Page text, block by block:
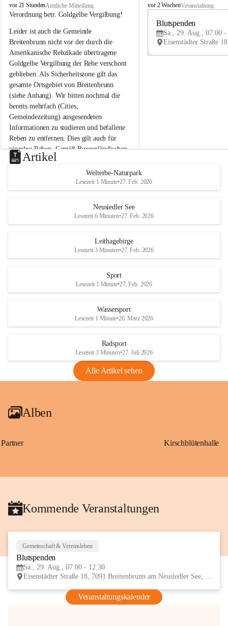
B
r
i
t
e
n
b
r
u
n
n
a
m
N
e
u
s
d
S
vor 21 StundenAmtliche Mitteilung
Verordnung betr. Goldgelbe Vergilbung!
Leider ist auch die Gemeinde
Breitenbrunn nicht vor der durch die
Amerikanische Rebzikade übertragene
Goldgelbe Vergilbung der Rebe verschont
geblieben. Als Sicherheitszone gilt das
gesamte Ortsgebiet von Breitenbrunn
(siehe Anhang). Wir bitten nochmal die
bereits mehrfach (Cities,
Gemeindezeitung) ausgesendeten
Informationen zu studieren und befallene
Reben zu entfernen. Dies gilt auch für
einzelne Reben. Gemäß Burgenländischen
Weinbaugesetz sind nicht gepflegte oder
unzulässige Weingärten zu roden! Bitte
helfen wir zusammen um unsere Winzer
vor den prognostizierten Ernteausfällen
und den daraus folgenden wirtschaftlichen
Maßnahmen zur Bekämpfung
Rebe und der Amerikanischen
Anhang VBl. EU Nr. 18
1 Seite•1,4 MB
VBl. EU Nr. 18_2026
B
e
u
e
d
r
S
vor 2 WochenVeranstaltung
Blutspenden
Sa., 29. Aug., 07:00 -
Artikel
Welterbe-Naturpark
Lesezeit 1 Minute•27. Feb. 2026
Neusiedler See
Lesezeit 6 Minuten•27. Feb. 2026
Leithagebirge
Lesezeit 3 Minuten•27. Feb. 2026
Sport
Lesezeit 1 Minute•27. Feb. 2026
Wassersport
Lesezeit 1 Minute•26. März 2026
Radsport
Lesezeit 3 Minuten•27. Juli 2026
Alle Artikel sehen
Alben
Partner Kirschblütenhalle
Kommende Veranstaltungen
Gemeinschaft & Vereinsleben
Blutspenden
Sa., 29. Aug., 07:00 - 12:30
Eisenstädter Straße 18, 7091 Breitenbrunn am Neusiedler See, AUT
Veranstaltungskalender